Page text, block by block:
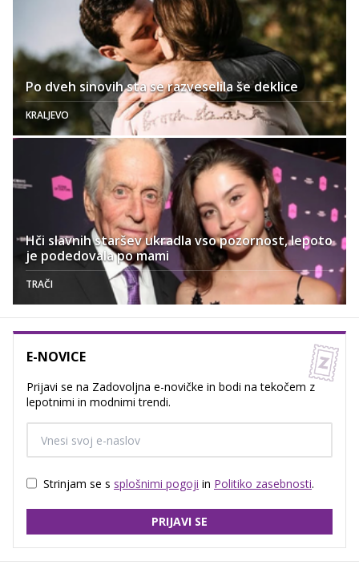
Po dveh sinovih sta se razveselila še deklice
KRALJEVO
Hči slavnih staršev ukradla vso pozornost, lepoto
je podedovala po mami
TRAČI
E-NOVICE
Prijavi se na Zadovoljna e-novičke in bodi na tekočem z
lepotnimi in modnimi trendi.
Strinjam se s splošnimi pogoji in Politiko zasebnosti.
PRIJAVI SE